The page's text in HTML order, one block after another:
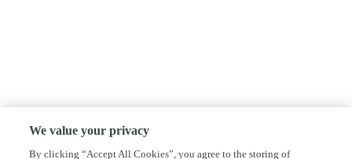
We value your privacy
By clicking “Accept All Cookies”, you agree to the storing of